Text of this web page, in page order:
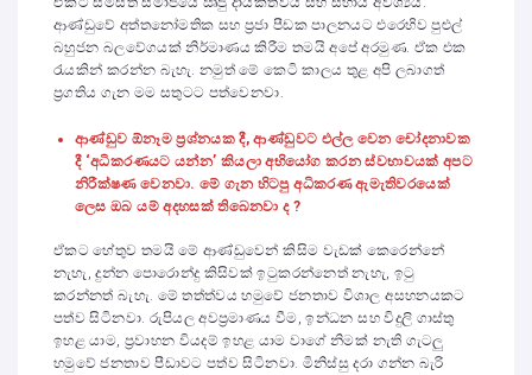
ආණ්ඩුවේ අත්තනෝමතික සහ ප්‍රජා පීඩක පාලනයට එරෙහිව පුළුල්
බහුජන බලවේගයක් නිර්මාණය කිරීම තමයි අපේ අරමුණ. ඒක එක
රැයකින් කරන්න බැහැ. නමුත් මේ කෙටි කාලය තුළ අපි ලබාගත්
ප්‍රගතිය ගැන මම සතුටට පත්වෙනවා.
ආණ්ඩුව ඕනෑම ප්‍රශ්නයක දී, ආණ්ඩුවට එල්ල වෙන චෝදනාවක
දී ‘අධිකරණයට යන්න’ කියලා අභියෝග කරන ස්වභාවයක් අපට
නිරීක්ෂණ වෙනවා. මේ ගැන හිටපු අධිකරණ ඇමැතිවරයෙක්
ලෙස ඔබ යම් අදහසක් තිබෙනවා ද ?
ඒකට හේතුව තමයි මේ ආණ්ඩුවෙන් කිසිම වැඩක් කෙරෙන්නේ
නැහැ, දුන්න පොරොන්දු කිසිවක් ඉටුකරන්නෙත් නැහැ, ඉටු
කරන්නත් බැහැ. මේ තත්ත්වය හමුවේ ජනතාව විශාල අසහනයකට
පත්ව සිටිනවා. රුපියල අවප්‍රමාණය වීම, ඉන්ධන සහ විදුලි ගාස්තු
ඉහළ යාම, ප්‍රවාහන වියදම් ඉහළ යාම වාගේ නිමක් නැති ගැටලු
හමුවේ ජනතාව පීඩාවට පත්ව සිටිනවා. මිනිස්සු දරා ගන්න බැරි